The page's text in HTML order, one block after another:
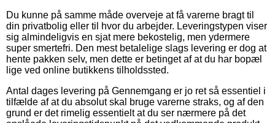
Du kunne på samme måde overveje at få varerne bragt til
din privatbolig eller til hvor du arbejder. Leveringstypen viser
sig almindeligvis en sjat mere bekostelig, men ydermere
super smertefri. Den mest betalelige slags levering er dog at
hente pakken selv, men dette er betinget af at du har bopæl
lige ved online butikkens tilholdssted.
Antal dages levering på Gennemgang er jo ret så essentiel i
tilfælde af at du absolut skal bruge varerne straks, og af den
grund er det rimelig essentielt at du ser nærmere på det